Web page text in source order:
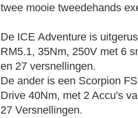
twee mooie tweedehands
De ICE Adventure is
RM5.1, 35Nm, 250V met 6
en 27 versnellingen.
De ander is een Scorpion
Drive 40Nm, met 2 Accu's
27 Versnellingen.